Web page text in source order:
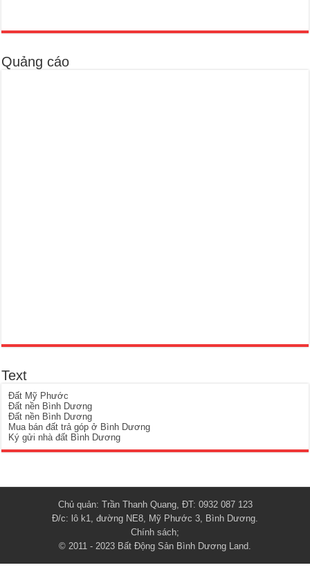
Quảng cáo
Text
Đất Mỹ Phước
Đất nền Bình Dương
Đất nền Bình Dương
Mua bán đất trả góp ở Bình Dương
Ký gửi nhà đất Bình Dương
Chủ quản: Trần Thanh Quang, ĐT: 0932 087 123
Đ/c: lô k1, đường NE8, Mỹ Phước 3, Bình Dương.
Chính sách;
© 2011 - 2023 Bất Động Sản Bình Dương Land